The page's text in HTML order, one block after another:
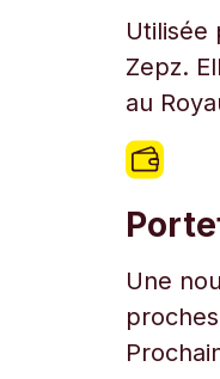
Utilisée
Zepz.
au
Une